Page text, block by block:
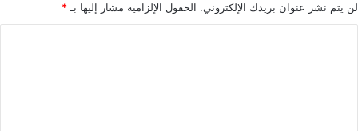
لن يتم نشر عنوان بريدك الإلكتروني. الحقول الإلزامية مشار إليها بـ*